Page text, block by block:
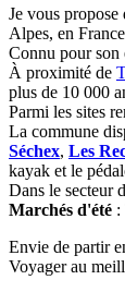
Je vous
Alpes, en
Connu pour son
À proximité de
plus de 10 000
Parmi les sites
La commune
Séchex, Les
kayak et le
Dans le secteur
Marchés d'été :
Envie de partir
Voyager au